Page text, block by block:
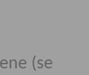
(se